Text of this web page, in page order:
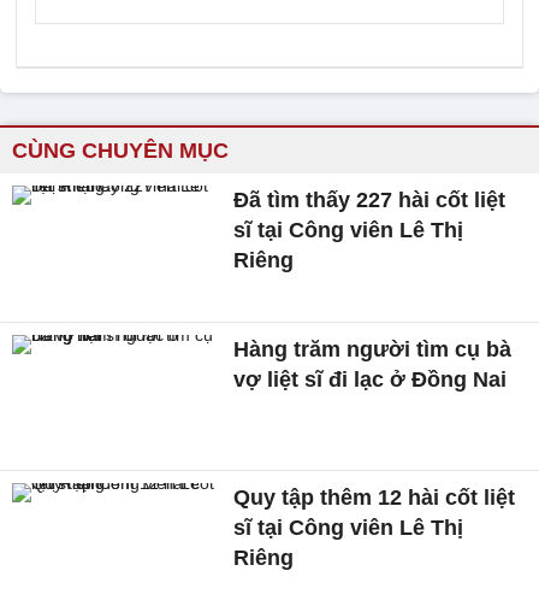
CÙNG CHUYÊN MỤC
Đã tìm thấy 227 hài cốt liệt
sĩ tại Công viên Lê Thị
Riêng
Hàng trăm người tìm cụ bà
vợ liệt sĩ đi lạc ở Đồng Nai
Quy tập thêm 12 hài cốt liệt
sĩ tại Công viên Lê Thị
Riêng